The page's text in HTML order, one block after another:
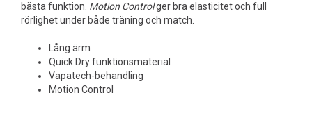
bästa funktion. Motion Controlger bra elasticitet och full
rörlighet under både träning och match.
Lång ärm
Quick Dry funktionsmaterial
Vapatech-behandling
Motion Control